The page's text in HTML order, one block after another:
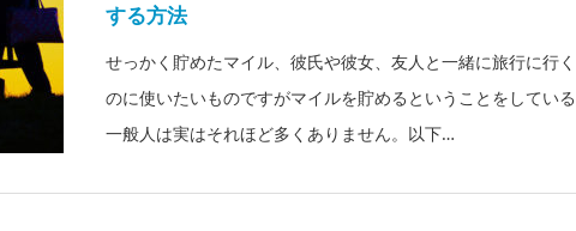
する方法
せっかく貯めたマイル、彼氏や彼女、友人と一緒に旅行に行く
のに使いたいものですがマイルを貯めるということをしている
一般人は実はそれほど多くありません。以下…